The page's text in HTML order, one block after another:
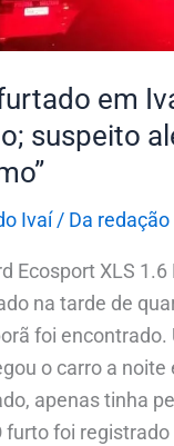
em
suspeito
Ivaí/ Da redação
Ecosport XLS
na tarde de
foi encontrado.
o carro a noite
apenas tinha
furto foi registrado